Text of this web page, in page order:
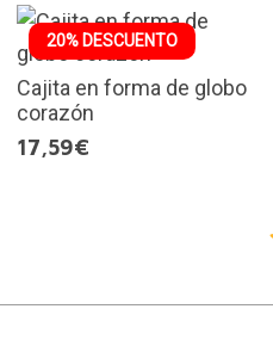
20% DESCUENTO
Cajita en forma de globo
corazón
17,59€